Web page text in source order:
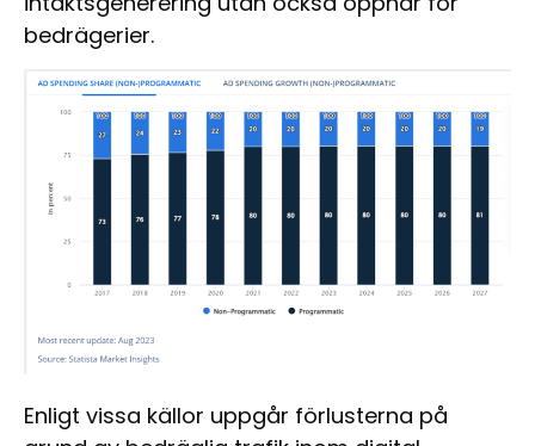
bedrägerier.
Enligt vissa källor uppgår förlusterna på